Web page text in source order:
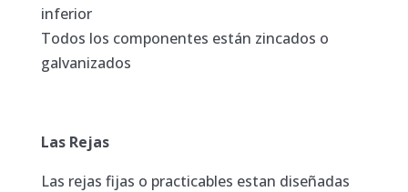
inferior
Todos los componentes están zincados o
galvanizados
Las Rejas
Las rejas fijas o practicables estan diseñadas